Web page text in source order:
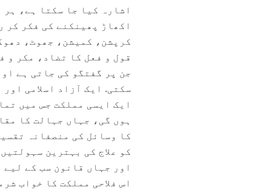
اشارہ کیا جا سکتا ہے،
اکھاڑ پھینکنے کی فکر کر
کرپشن، کمیشن، جھوٹ،
قول و فعل کا تضاد، مکر و
جن پر گفتگو کی جاتی ہے
سکتی. ایک آزاد اسلامی
ایک ایسی مملکت جس میں
ہوں گی، جہاں جہالت کا
کا وسائل کی منصفانہ
کو علاج کی بہترین
اور جہاں قانون سب کے
اس فلاحی مملکت کا خواب